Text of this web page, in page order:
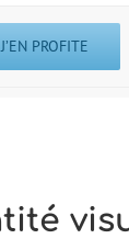
J’EN PROFITE